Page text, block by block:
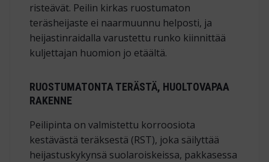
risteävät. Peilin kirkas ruostumaton
teräsheijaste ei naarmuunnu helposti, ja
heijastinraidalla varustettu runko kiinnittää
kuljettajan huomion jo etäältä.
RUOSTUMATONTA TERÄSTÄ, HUOLTOVAPAA
RAKENNE
Peilipinta on valmistettu korroosiota
kestävästä teräksestä (RST), joka säilyttää
heijastuskykynsä suolaroiskeissa, pakkasessa